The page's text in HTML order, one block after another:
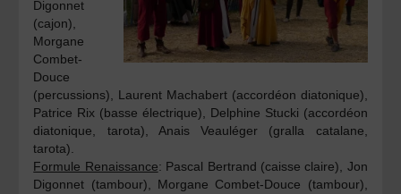
Digonnet
(cajon),
Morgane
Combet-
Douce
(percussions), Laurent Machabert (accordéon diatonique),
Patrice Rix (basse électrique), Delphine Stucki (accordéon
diatonique, tarota), Anais Veauléger (gralla catalane,
tarota).
Formule Renaissance: Pascal Bertrand (caisse claire), Jon
Digonnet (tambour), Morgane Combet-Douce (tambour),